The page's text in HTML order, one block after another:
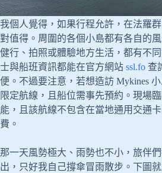
我個人覺得，如果行程允許，在法羅
對值得。周圍的各個小島都有各自的
健行、拍照或體驗地方生活，都有不
士與船班資訊都能在官方網站 ssl.fo 查
便。不過要注意，若想造訪 Mykines
限定航線，且船位需事先預約。現場
能，且該航線不包含在當地通用交通
費。
那一天風勢極大、雨勢也不小，旅伴
出，只好我自己撐傘冒雨散步。下圖